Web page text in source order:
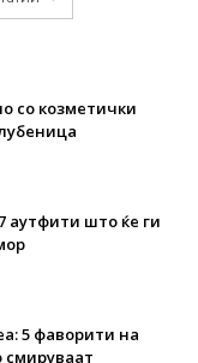
со козметички
аутфити што ќе ги
5 фаворити на